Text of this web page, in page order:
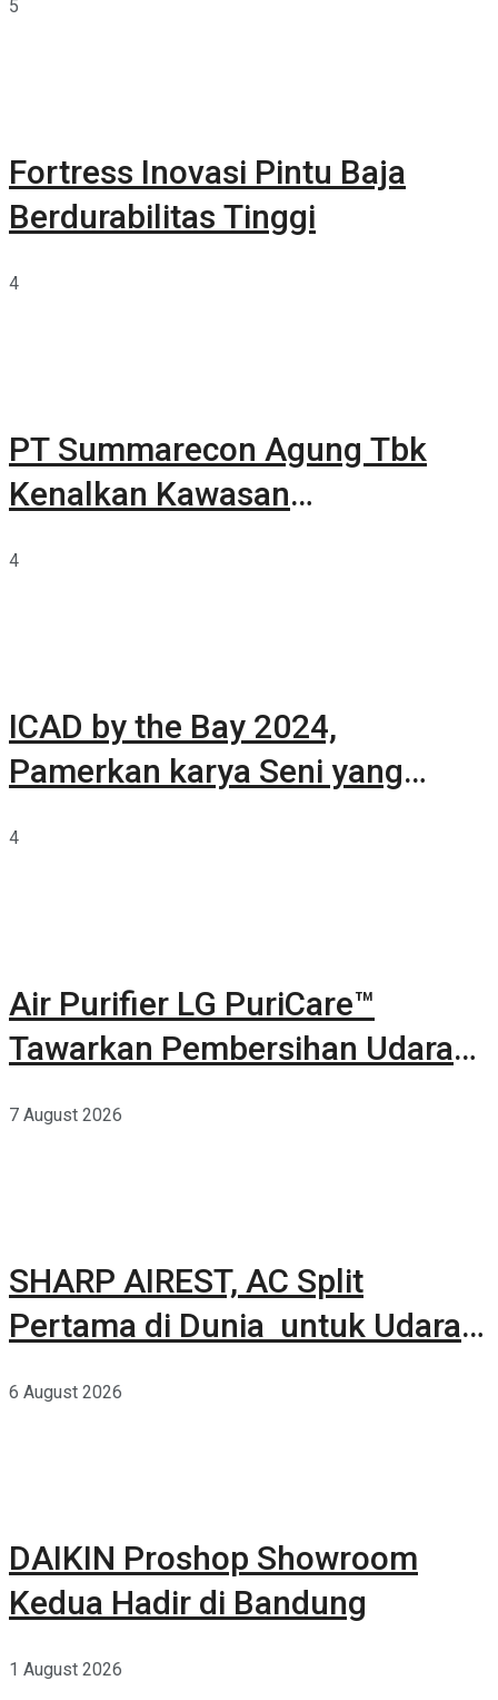
5
Fortress Inovasi Pintu Baja
Berdurabilitas Tinggi
4
PT Summarecon Agung Tbk
Kenalkan Kawasan
4
ICAD by the Bay 2024,
Pamerkan karya Seni yang
4
Air Purifier LG PuriCare™
Tawarkan Pembersihan Udara
7 August 2026
SHARP AIREST, AC Split
Pertama di Dunia untuk Udara
6 August 2026
DAIKIN Proshop Showroom
Kedua Hadir di Bandung
1 August 2026